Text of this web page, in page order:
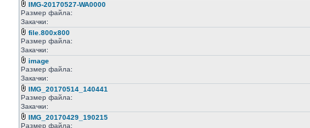
IMG-20170527-WA0000
Размер файла:
Закачки:
file.800x800
Размер файла:
Закачки:
image
Размер файла:
Закачки:
IMG_20170514_140441
Размер файла:
Закачки:
IMG_20170429_190215
Размер файла: